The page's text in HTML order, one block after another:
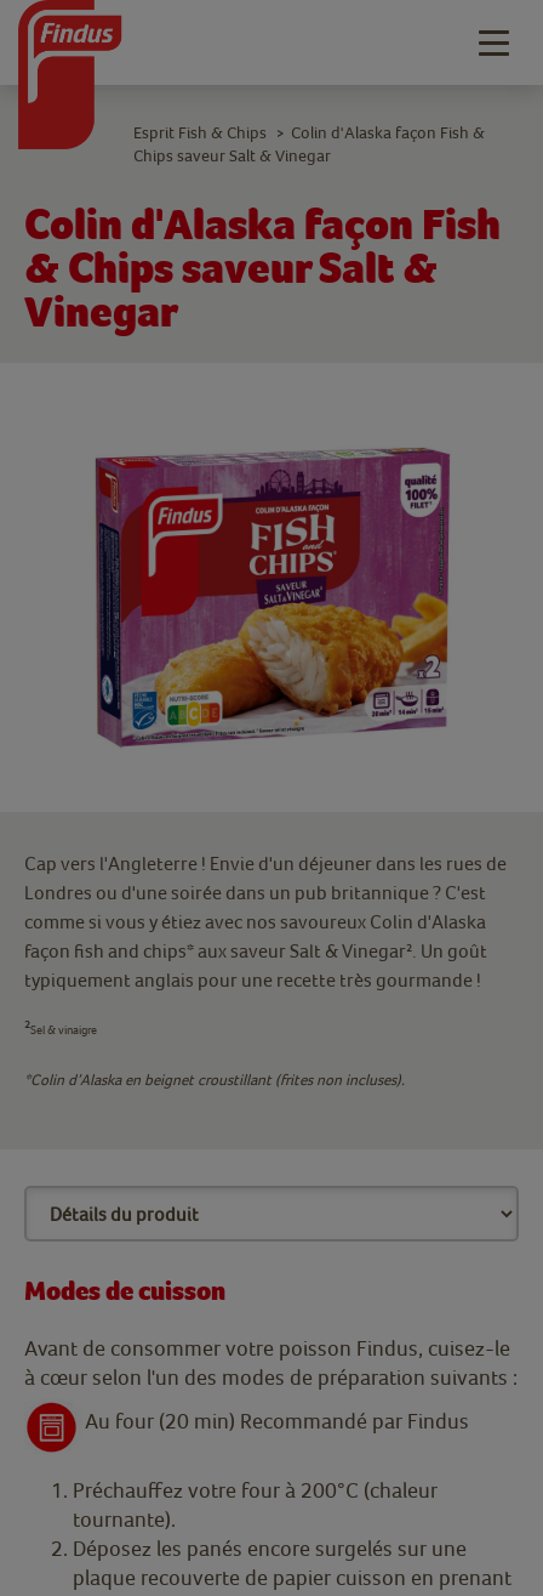
Colin d'Alaska façon Fish
& Chips saveur Salt &
Vinegar
Esprit Fish & Chips > Colin d'Alaska façon Fish &
Chips saveur Salt & Vinegar
Cap vers l'Angleterre ! Envie d'un déjeuner dans les rues de
Londres ou d'une soirée dans un pub britannique ? C'est
comme si vous y étiez avec nos savoureux Colin d'Alaska
façon fish and chips* aux saveur Salt & Vinegar². Un goût
typiquement anglais pour une recette très gourmande !
²Sel & vinaigre
*Colin d’Alaska en beignet croustillant (frites non incluses).
Modes de cuisson
Avant de consommer votre poisson Findus, cuisez-le
à cœur selon l'un des modes de préparation suivants :
Au four (20 min) Recommandé par Findus
Préchauffez votre four à 200°C (chaleur
tournante).
Déposez les panés encore surgelés sur une
plaque recouverte de papier cuisson en prenant